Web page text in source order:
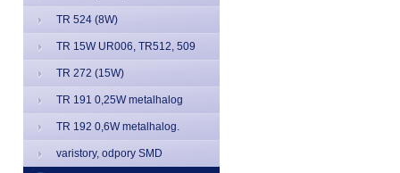
TR 524 (8W)
TR 15W UR006, TR512, 509
TR 272 (15W)
TR 191 0,25W metalhalog
TR 192 0,6W metalhalog.
varistory, odpory SMD